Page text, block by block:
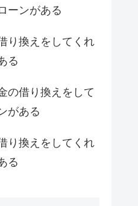
ーンがある
り換えをしてくれ
る
の借り換えをして
がある
り換えをしてくれ
る